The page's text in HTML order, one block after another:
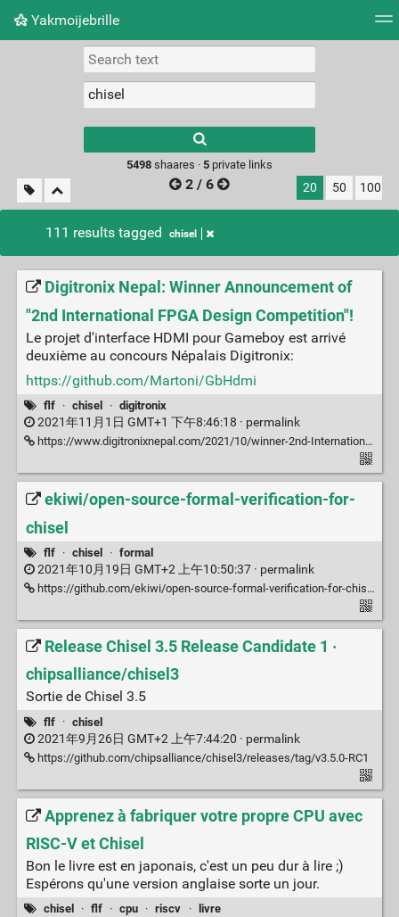
Yakmoijebrille
Picture wall
results.
5498shaares · 5private links
2 / 6 20 50 100
111 results tagged chisel
Digitronix Nepal: Winner Announcement of
"2nd International FPGA Design Competition"!
Le projet d'interface HDMI pour Gameboy est arrivé
deuxième au concours Népalais Digitronix:
https://github.com/Martoni/GbHdmi
flf · chisel · digitronix
2021年11月1日 GMT+1 下午8:46:18 · permalink
https://www.digitronixnepal.com/2021/10/winner-2nd-International-FPGA-design-competition.html
ekiwi/open-source-formal-verification-for-
chisel
flf · chisel · formal
2021年10月19日 GMT+2 上午10:50:37 · permalink
https://github.com/ekiwi/open-source-formal-verification-for-chisel
Release Chisel 3.5 Release Candidate 1 ·
chipsalliance/chisel3
Sortie de Chisel 3.5
flf · chisel
2021年9月26日 GMT+2 上午7:44:20 · permalink
https://github.com/chipsalliance/chisel3/releases/tag/v3.5.0-RC1
Apprenez à fabriquer votre propre CPU avec
RISC-V et Chisel
Bon le livre est en japonais, c'est un peu dur à lire ;)
Espérons qu'une version anglaise sorte un jour.
chisel · flf · cpu · riscv · livre